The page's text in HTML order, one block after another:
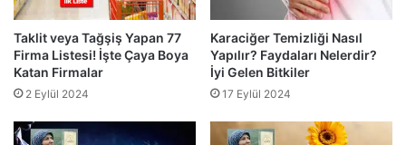
Taklit veya Tağşiş Yapan 77
Firma Listesi! İşte Çaya Boya
Katan Firmalar
2 Eylül 2024
Karaciğer Temizliği Nasıl
Yapılır? Faydaları Nelerdir?
İyi Gelen Bitkiler
17 Eylül 2024